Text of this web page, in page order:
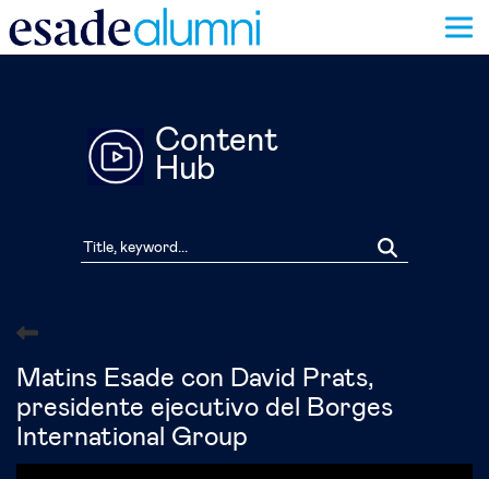
Content
Hub
Matins Esade con David Prats,
presidente ejecutivo del Borges
International Group